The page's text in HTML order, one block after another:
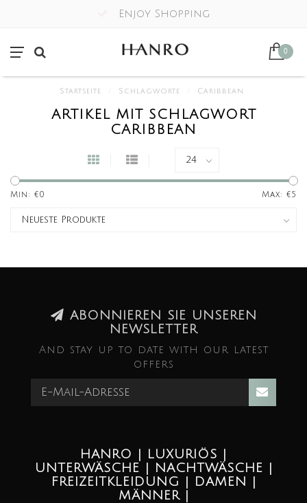
Enjoy Shopping
0
Startseite Schlagworte Caribbean
ARTIKEL MIT SCHLAGWORT
CARIBBEAN
Min: €0 Max: €5
ABONNIEREN SIE UNSEREN
NEWSLETTER
And stay up to date with our latest
offers
HANRO | LUXURIÖS |
UNTERWÄSCHE | NACHTWÄSCHE |
FREIZEITKLEIDUNG | DAMEN |
MÄNNER |